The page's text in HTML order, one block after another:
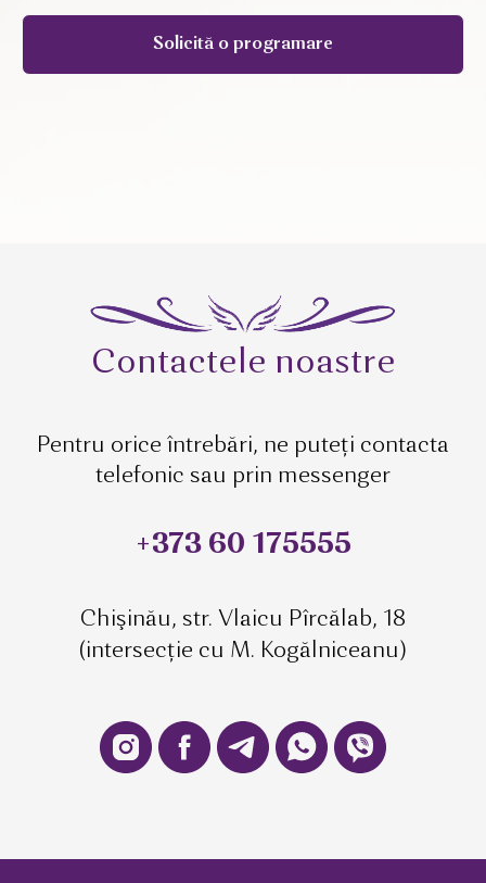
Solicită o programare
Contactele noastre
Pentru orice întrebări, ne puteți contacta
telefonic sau prin messenger
+373 60 175555
Chişinău, str. Vlaicu Pîrcălab, 18
(intersecție cu M. Kogălniceanu)